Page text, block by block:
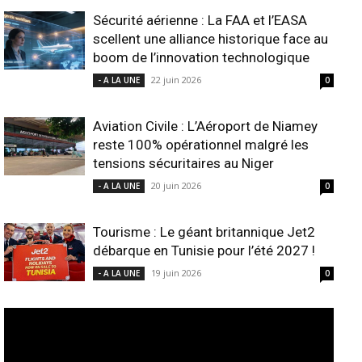
Sécurité aérienne : La FAA et l’EASA
scellent une alliance historique face au
boom de l’innovation technologique
- A LA UNE 22 juin 2026 0
Aviation Civile : L’Aéroport de Niamey
reste 100% opérationnel malgré les
tensions sécuritaires au Niger
- A LA UNE 20 juin 2026 0
Tourisme : Le géant britannique Jet2
débarque en Tunisie pour l’été 2027 !
- A LA UNE 19 juin 2026 0